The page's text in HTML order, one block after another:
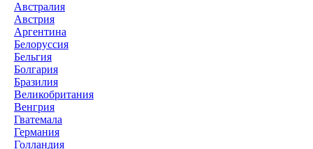
Австралия
Австрия
Аргентина
Белоруссия
Бельгия
Болгария
Бразилия
Великобритания
Венгрия
Гватемала
Германия
Голландия